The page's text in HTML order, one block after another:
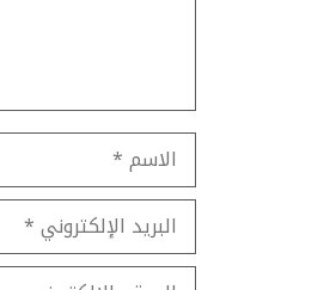
الاسم
البريد
الإلكتروني
الموقع